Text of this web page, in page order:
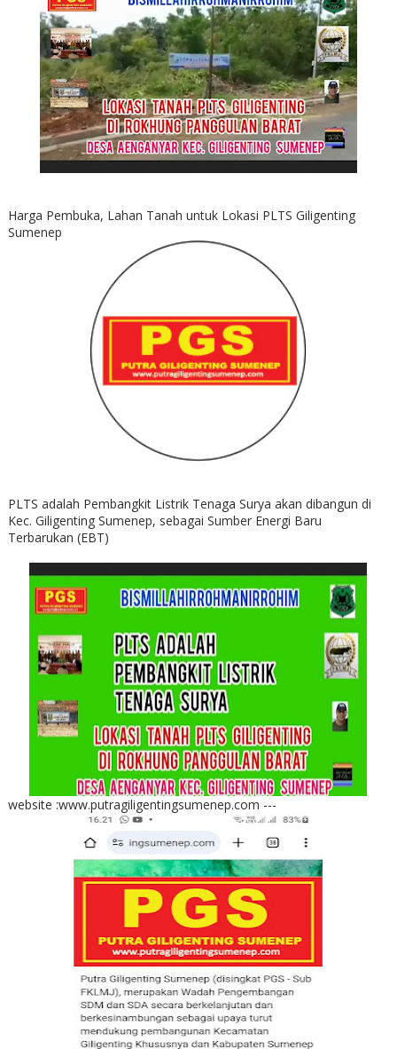
Harga Pembuka, Lahan Tanah untuk Lokasi PLTS Giligenting
Sumenep
PLTS adalah Pembangkit Listrik Tenaga Surya akan dibangun di
Kec. Giligenting Sumenep, sebagai Sumber Energi Baru
Terbarukan (EBT)
website :www.putragiligentingsumenep.com ---